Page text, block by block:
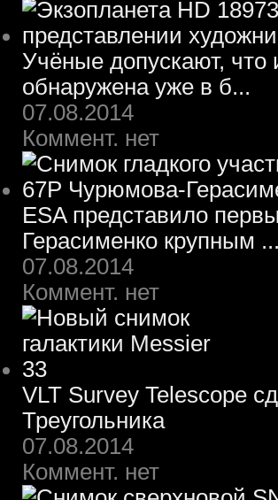
Учёные допускают,
обнаружена уже в б...
07.08.2014
Коммент. нет
ESA представило
Герасименко крупным ...
07.08.2014
Коммент. нет
VLT Survey Telescope
Треугольника
07.08.2014
Коммент. нет